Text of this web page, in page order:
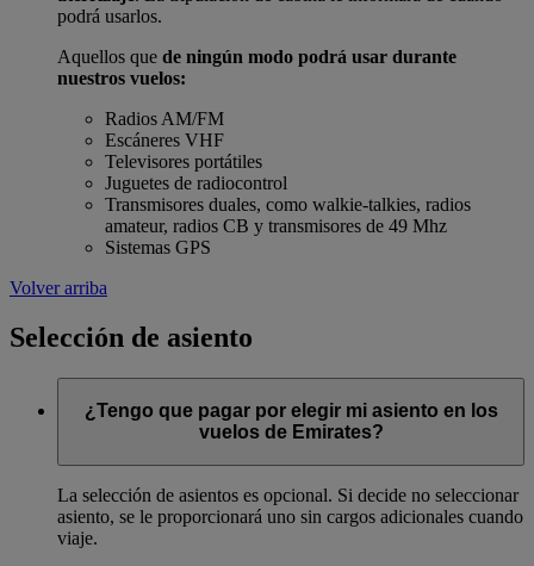
podrá usarlos.
Aquellos que de ningún modo podrá usar durante
nuestros vuelos:
Radios AM/FM
Escáneres VHF
Televisores portátiles
Juguetes de radiocontrol
Transmisores duales, como walkie-talkies, radios
amateur, radios CB y transmisores de 49 Mhz
Sistemas GPS
Volver arriba
Selección de asiento
¿Tengo que pagar por elegir mi asiento en los
vuelos de Emirates?
La selección de asientos es opcional. Si decide no seleccionar
asiento, se le proporcionará uno sin cargos adicionales cuando
viaje.